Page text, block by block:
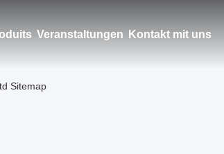
Veranstaltungen Kontakt mit uns
Sitemap